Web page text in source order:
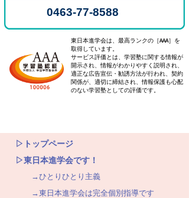
0463-77-8588
東日本進学会は、最高ランクの［AAA］を
取得しています。
サービス評価とは、学習塾に関する情報が
開示され、情報がわかりやすく説明され、
適正な広告宣伝・勧誘方法が行われ、契約
関係が、適切に締結され、情報保護も心配
のない学習塾としての評価です。
▷トップページ
▷東日本進学会です！
→ひとりひとり主義
→東日本進学会は完全個別指導です